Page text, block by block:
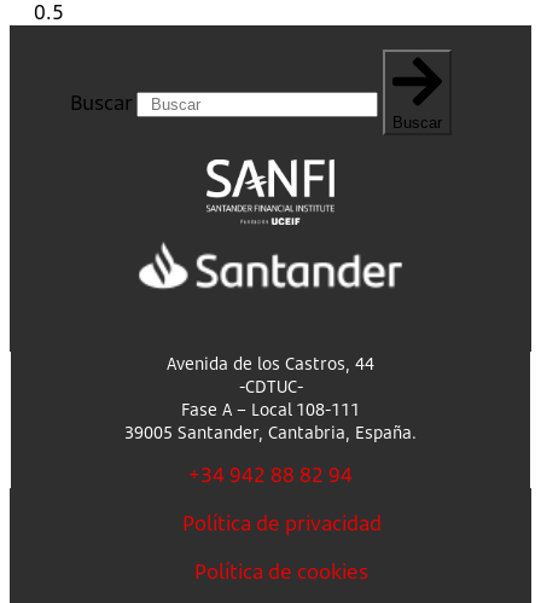
Buscar
Buscar
Avenida de los Castros, 44
-CDTUC-
Fase A – Local 108-111
39005 Santander, Cantabria, España.
+34 942 88 82 94
Política de privacidad
Política de cookies